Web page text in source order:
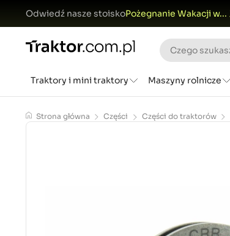
Odwiedź nasze stoiskoPożegnanie Wakacji w...
Traktory i mini traktory Maszyny rolnicze
Strona główna Części Części do traktorów